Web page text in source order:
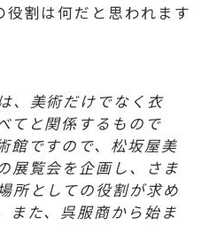
割は何だと思われます
、美術だけでなく衣
てと関係するもので
館ですので、松坂屋美
展覧会を企画し、さま
所としての役割が求め
また、呉服商から始ま